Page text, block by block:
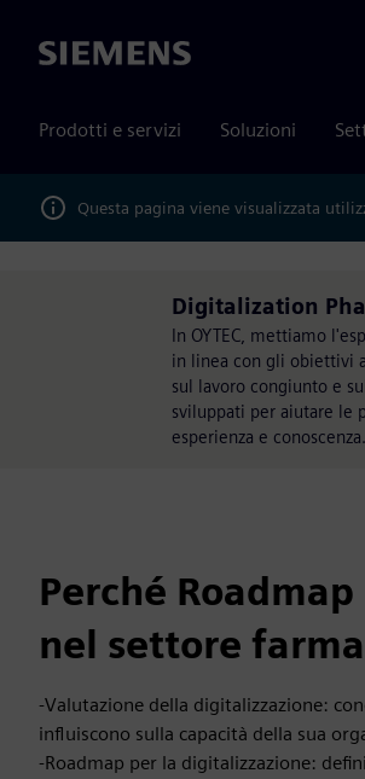
Siemens
Prodotti e servizi Soluzioni
Questa pagina viene visualizzata
Digitalization
In OYTEC, mettiamo
in linea con gli obiettivi
sul lavoro congiunto e
sviluppati per aiutare le
esperienza e
Perché
nel settore
-Valutazione della digitalizzazione:
influiscono sulla capacità della sua
-Roadmap per la digitalizzazione: